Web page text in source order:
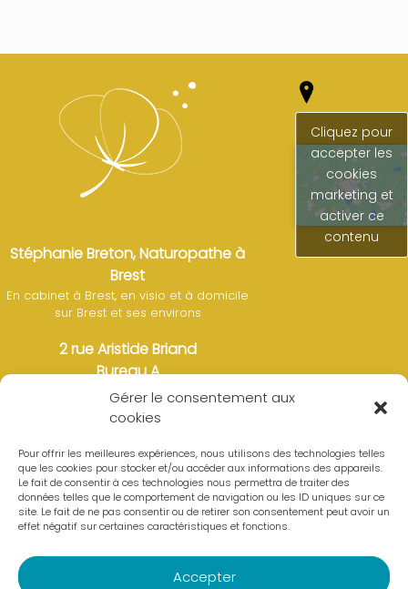
Gérer le consentement aux
cookies
Pour offrir les meilleures expériences, nous utilisons des technologies telles
que les cookies pour stocker et/ou accéder aux informations des appareils.
Le fait de consentir à ces technologies nous permettra de traiter des
données telles que le comportement de navigation ou les ID uniques sur ce
site. Le fait de ne pas consentir ou de retirer son consentement peut avoir un
effet négatif sur certaines caractéristiques et fonctions.
Accepter
Stéphanie Breton, Naturopathe à
Brest
En cabinet à Brest, en visio et à domicile
sur Brest et ses environs
2 rue Aristide Briand
Bureau A
29200 Brest
stephanie.breton.naturopathe@gmail.com
Cliquez pour
accepter les
cookies
marketing et
activer ce
contenu
CGV